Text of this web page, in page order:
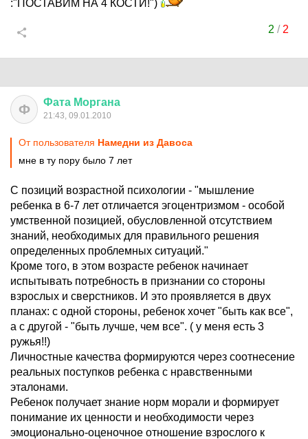
:"ПОСТАВИМ НА 4 КОСТИ!")
2 / 2
Ф Фата Моргана
21:43, 09.01.2010
От пользователя Намедни из Давоса
мне в ту пору было 7 лет
С позиций возрастной психологии - "мышление
ребенка в 6-7 лет отличается эгоцентризмом - особой
умственной позицией, обусловленной отсутствием
знаний, необходимых для правильного решения
определенных проблемных ситуаций."
Кроме того, в этом возрасте ребенок начинает
испытывать потребность в признании со стороны
взрослых и сверстников. И это проявляется в двух
планах: с одной стороны, ребенок хочет "быть как все",
а с другой - "быть лучше, чем все". ( у меня есть 3
ружья!!)
Личностные качества формируются через соотнесение
реальных поступков ребенка с нравственными
эталонами.
Ребенок получает знание норм морали и формирует
понимание их ценности и необходимости через
эмоционально-оценочное отношение взрослого к